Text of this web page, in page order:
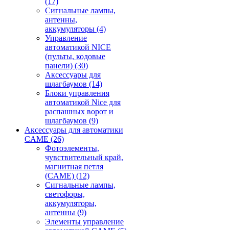
Сигнальные лампы,
антенны,
аккумуляторы (4)
Управление
автоматикой NICE
(пульты, кодовые
панели) (30)
Аксессуары для
шлагбаумов (14)
Блоки управления
автоматикой Nice для
распашных ворот и
шлагбаумов (9)
Аксессуары для автоматики
CAME (26)
Фотоэлементы,
чувствительный край,
магнитная петля
(CAME) (12)
Сигнальные лампы,
светофоры,
аккумуляторы,
антенны (9)
Элементы управление